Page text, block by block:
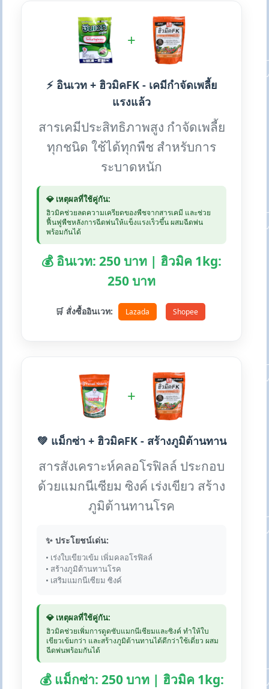
+
⚡ อินเวท + ฮิวมิคFK - เคมีกำจัดเพลี้ย
แรงแล้ว
สารเคมีประสิทธิภาพสูง กำจัดเพลี้ย
ทุกชนิด ใช้ได้ทุกพืช สำหรับการ
ระบาดหนัก
💎 เหตุผลที่ใช้คู่กัน:
ฮิวมิคช่วยลดความเครียดของพืชจากสารเคมี และช่วย
ฟื้นฟูพืชหลังการฉีดพ่นให้แข็งแรงเร็วขึ้น ผสมฉีดพ่น
พร้อมกันได้
💰 อินเวท: 250 บาท | ฮิวมิค 1kg:
250 บาท
🛒 สั่งซื้ออินเวท: Lazada Shopee
+
💚 แม็กซ่า + ฮิวมิคFK - สร้างภูมิต้านทาน
สารสังเคราะห์คลอโรฟิลล์ ประกอบ
ด้วยแมกนีเซียม ซิงค์ เร่งเขียว สร้าง
ภูมิต้านทานโรค
✨ ประโยชน์เด่น:
• เร่งใบเขียวเข้ม เพิ่มคลอโรฟิลล์
• สร้างภูมิต้านทานโรค
• เสริมแมกนีเซียม ซิงค์
💎 เหตุผลที่ใช้คู่กัน:
ฮิวมิคช่วยเพิ่มการดูดซับแมกนีเซียมและซิงค์ ทำให้ใบ
เขียวเข้มกว่า และสร้างภูมิต้านทานได้ดีกว่าใช้เดี่ยว ผสม
ฉีดพ่นพร้อมกันได้
💰 แม็กซ่า: 250 บาท | ฮิวมิค 1kg: